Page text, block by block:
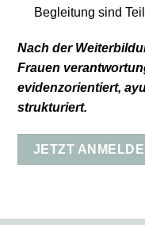
Begleitung sind
Nach der
Frauen
evidenzorientiert,
strukturiert.
JETZT